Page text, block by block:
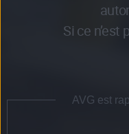
Si ce n’est
AVG est